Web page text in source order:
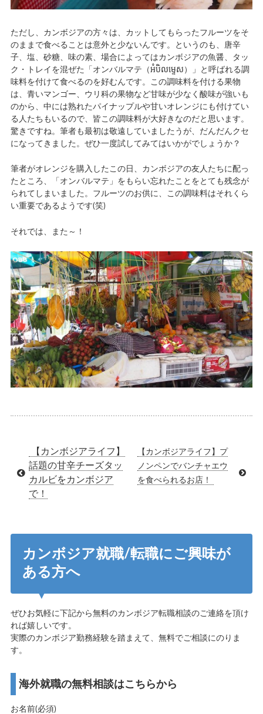
ただし、カンボジアの方々は、カットしてもらったフルーツをそ
のままで食べることは意外と少ないんです。というのも、唐辛
子、塩、砂糖、味の素、場合によってはカンボジアの魚醤、タッ
ク・トレイを混ぜた「オンバルマテ（អំបិលម្ទេស）」と呼ばれる調
味料を付けて食べるのを好むんです。この調味料を付ける果物
は、青いマンゴー、ウリ科の果物など甘味が少なく酸味が強いも
のから、中には熟れたパイナップルや甘いオレンジにも付けてい
る人たちもいるので、皆この調味料が大好きなのだと思います。
驚きですね。筆者も最初は敬遠していましたうが、だんだんクセ
になってきました。ぜひ一度試してみてはいかがでしょうか？
筆者がオレンジを購入したこの日、カンボジアの友人たちに配っ
たところ、「オンバルマテ」をもらい忘れたことをとても残念が
られてしまいました。フルーツのお供に、この調味料はそれくら
い重要であるようです(笑)
それでは、また～！
【カンボジアライフ】
話題の甘辛チーズタッ
カルビをカンボジア
で！
【カンボジアライフ】プ
ノンペンでバンチャエウ
を食べられるお店！
カンボジア就職/転職にご興味が
ある方へ
ぜひお気軽に下記から無料のカンボジア転職相談のご連絡を頂け
れば嬉しいです。
実際のカンボジア勤務経験を踏まえて、無料でご相談にのりま
す。
海外就職の無料相談はこちらから
お名前(必須)